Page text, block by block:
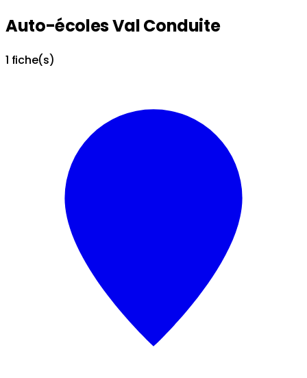
Auto-écoles Val Conduite
1 fiche(s)